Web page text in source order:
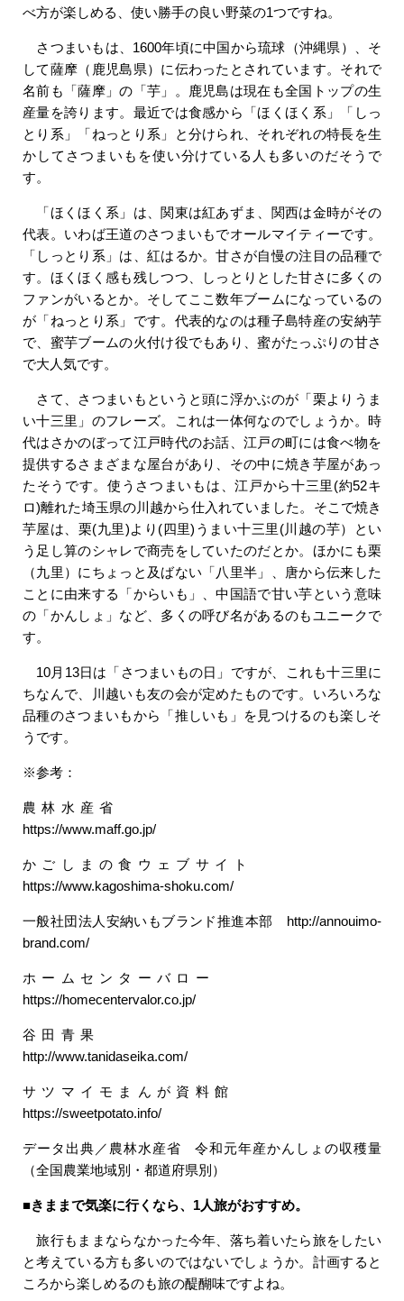
べ方が楽しめる、使い勝手の良い野菜の1つですね。
さつまいもは、1600年頃に中国から琉球（沖縄県）、そ
して薩摩（鹿児島県）に伝わったとされています。それで
名前も「薩摩」の「芋」。鹿児島は現在も全国トップの生
産量を誇ります。最近では食感から「ほくほく系」「しっ
とり系」「ねっとり系」と分けられ、それぞれの特長を生
かしてさつまいもを使い分けている人も多いのだそうで
す。
「ほくほく系」は、関東は紅あずま、関西は金時がその
代表。いわば王道のさつまいもでオールマイティーです。
「しっとり系」は、紅はるか。甘さが自慢の注目の品種で
す。ほくほく感も残しつつ、しっとりとした甘さに多くの
ファンがいるとか。そしてここ数年ブームになっているの
が「ねっとり系」です。代表的なのは種子島特産の安納芋
で、蜜芋ブームの火付け役でもあり、蜜がたっぷりの甘さ
で大人気です。
さて、さつまいもというと頭に浮かぶのが「栗よりうま
い十三里」のフレーズ。これは一体何なのでしょうか。時
代はさかのぼって江戸時代のお話、江戸の町には食べ物を
提供するさまざまな屋台があり、その中に焼き芋屋があっ
たそうです。使うさつまいもは、江戸から十三里(約52キ
ロ)離れた埼玉県の川越から仕入れていました。そこで焼き
芋屋は、栗(九里)より(四里)うまい十三里(川越の芋）とい
う足し算のシャレで商売をしていたのだとか。ほかにも栗
（九里）にちょっと及ばない「八里半」、唐から伝来した
ことに由来する「からいも」、中国語で甘い芋という意味
の「かんしょ」など、多くの呼び名があるのもユニークで
す。
10月13日は「さつまいもの日」ですが、これも十三里に
ちなんで、川越いも友の会が定めたものです。いろいろな
品種のさつまいもから「推しいも」を見つけるのも楽しそ
うです。
※参考：
農林水産省
https://www.maff.go.jp/
かごしまの食ウェブサイト
https://www.kagoshima-shoku.com/
一般社団法人安納いもブランド推進本部 http://annouimo-
brand.com/
ホームセンターバロー
https://homecentervalor.co.jp/
谷田青果
http://www.tanidaseika.com/
サツマイモまんが資料館
https://sweetpotato.info/
データ出典／農林水産省 令和元年産かんしょの収穫量
（全国農業地域別・都道府県別）
■きままで気楽に行くなら、 1人旅がおすすめ。
旅行もままならなかった今年、落ち着いたら旅をしたい
と考えている方も多いのではないでしょうか。計画すると
ころから楽しめるのも旅の醍醐味ですよね。